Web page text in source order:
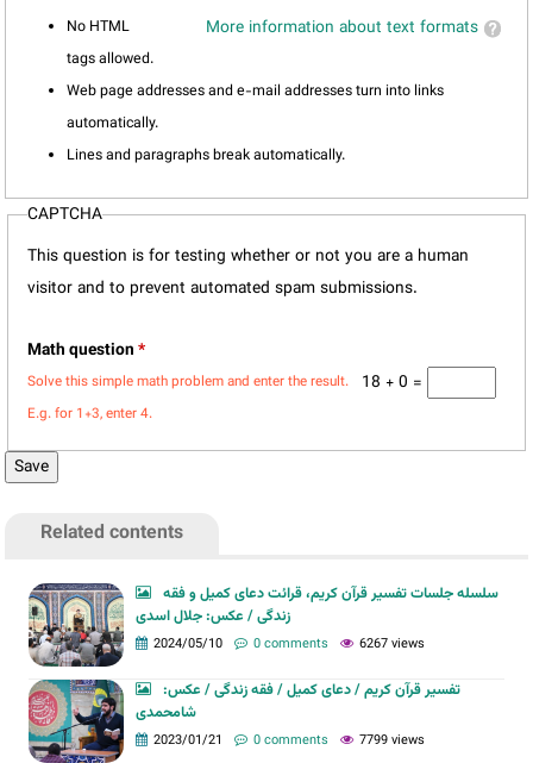
More information about text formats
No HTML
tags allowed.
Web page addresses and e-mail addresses turn into links
automatically.
Lines and paragraphs break automatically.
CAPTCHA
This question is for testing whether or not you are a human
visitor and to prevent automated spam submissions.
Math question*
18 + 0 =
Solve this simple math problem and enter the result.
E.g. for 1+3, enter 4.
Related contents
سلسله جلسات تفسیر قرآن کریم، قرائت دعای کمیل و فقه
زندگی / عکس: جلال اسدی
2024/05/10 0 comments 6267 views
تفسیر قرآن کریم / دعای کمیل / فقه زندگی / عکس:
شامحمدی
2023/01/21 0 comments 7799 views